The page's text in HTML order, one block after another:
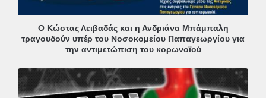
Ο Κώστας Λειβαδάς και η Ανδριάνα Μπάμπαλη
τραγουδούν υπέρ του Νοσοκομείου Παπαγεωργίου για
την αντιμετώπιση του κορωνοϊού